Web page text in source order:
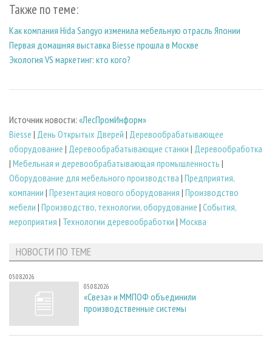
Также по теме:
Как компания Hida Sangyo изменила мебельную отрасль Японии
Первая домашняя выставка Biesse прошла в Москве
Экология VS маркетинг: кто кого?
Источник новости: «ЛесПромИнформ»
Biesse | День Открытых Дверей | Деревообрабатывающее
оборудование | Деревообрабатывающие станки | Деревообработка
| Мебельная и деревообрабатывающая промышленность |
Оборудование для мебельного производства | Предприятия,
компании | Презентация нового оборудования | Производство
мебели | Производство, технологии, оборудование | События,
мероприятия | Технологии деревообработки | Москва
НОВОСТИ ПО ТЕМЕ
05.08.2026
05.08.2026
«Свеза» и ММПОФ объединили
производственные системы